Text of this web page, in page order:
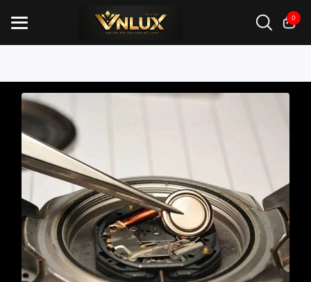
0
Đồng hồ casio đồng hồ G-Shock đồng hồ Orient ...